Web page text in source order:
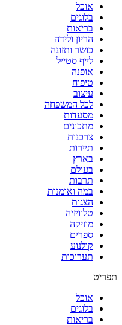
אוכל
בלוגים
בריאות
הריון ולידה
כושר ותזונה
לייף סטייל
אופנה
טיפוח
עיצוב
לכל המשפחה
מסעדות
מתכונים
צרכנות
תיירות
בארץ
בעולם
תרבות
במה ואומנות
הצגות
טלוויזיה
מוזיקה
ספרים
קולנוע
תערוכות
תפריט
אוכל
בלוגים
בריאות